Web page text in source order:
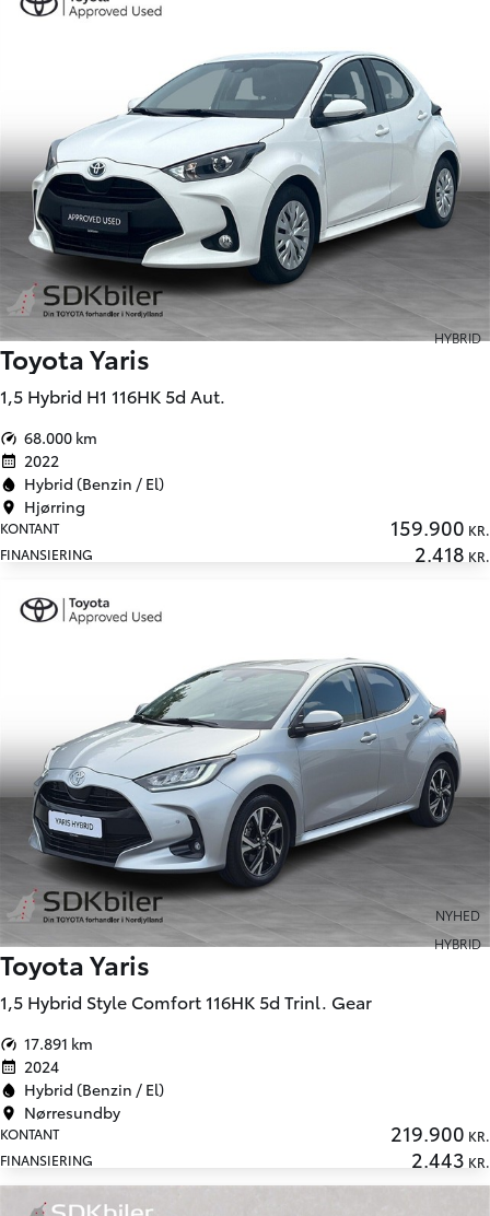
HYBRID
Toyota Yaris
1,5 Hybrid H1 116HK 5d Aut.
68.000 km
2022
Hybrid (Benzin / El)
Hjørring
KONTANT 159.900 KR.
FINANSIERING
2.418 KR.
NYHED
HYBRID
Toyota Yaris
1,5 Hybrid Style Comfort 116HK 5d Trinl. Gear
17.891 km
2024
Hybrid (Benzin / El)
Nørresundby
KONTANT 219.900 KR.
FINANSIERING
2.443 KR.